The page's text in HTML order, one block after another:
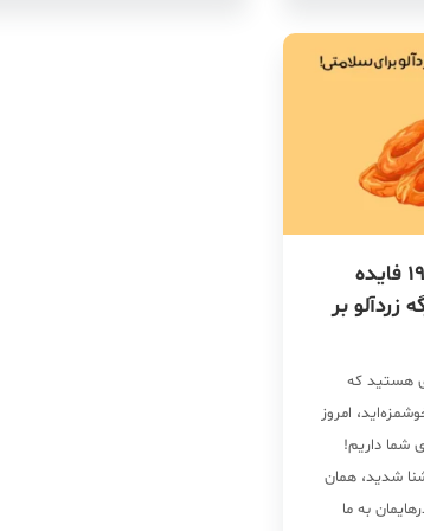
قزوینی،
خواص قیسی: 19 فایده
زردآلو بر
هستید که
امروز
شما داریم!
شدید، همان
به ما